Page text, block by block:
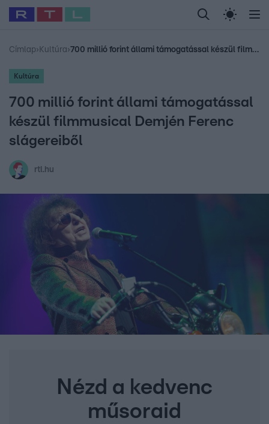
Legfrissebb RTL Híradó Randi Celeb vagyok,
Sebestyén Balázs Babits Marcella
Címlap› Kultúra› 700 millió forint állami támogatással készül filmmusical Demjén Ferenc slágereiből
Kultúra
700 millió forint állami támogatással
készül filmmusical Demjén Ferenc
slágereiből
rtl.hu
Nézd a kedvenc
műsoraid